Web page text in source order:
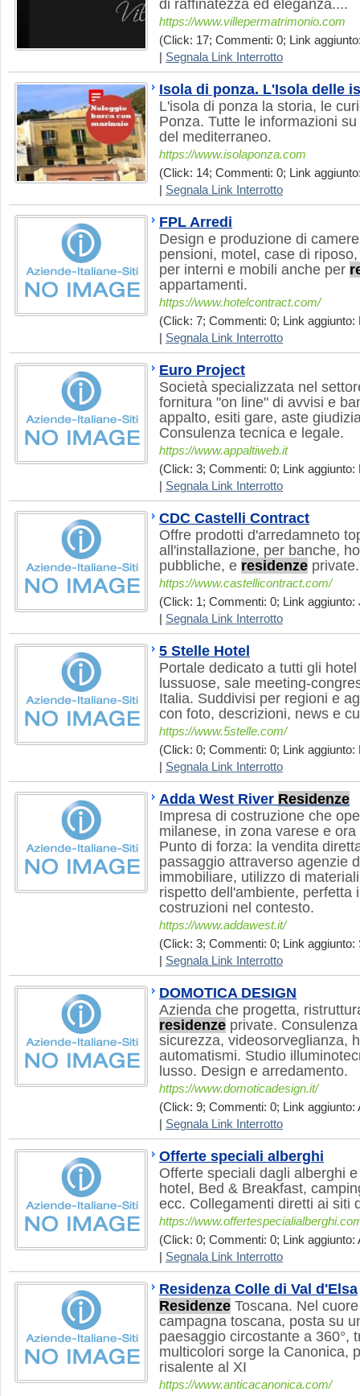
di raffinatezza ed eleganza....
https://www.villepermatrimonio.com
(Click: 17; Commenti: 0; Link
Segnala Link Interrotto
Isola di ponza. L'Isola delle
L'isola di ponza la storia, le
Ponza. Tutte le informazioni
del mediterraneo.
https://www.isolaponza.com
(Click: 14; Commenti: 0; Link
Segnala Link Interrotto
FPL Arredi
Design e produzione di
pensioni, motel, case di
per interni e mobili anche per
appartamenti.
https://www.hotelcontract.com/
(Click: 7; Commenti: 0; Link aggiunto:
Segnala Link Interrotto
Euro Project
Società specializzata nel
fornitura "on line" di avvisi e
appalto, esiti gare, aste
Consulenza tecnica e legale.
https://www.appaltiweb.it
(Click: 3; Commenti: 0; Link aggiunto:
Segnala Link Interrotto
CDC Castelli Contract
Offre prodotti d'arredamneto
all'installazione, per banche,
pubbliche, e residenze private.
https://www.castellicontract.com/
(Click: 1; Commenti: 0; Link aggiunto:
Segnala Link Interrotto
5 Stelle Hotel
Portale dedicato a tutti gli
lussuose, sale meeting-
Italia. Suddivisi per regioni e
con foto, descrizioni, news e
https://www.5stelle.com/
(Click: 0; Commenti: 0; Link aggiunto:
Segnala Link Interrotto
Adda West River Residenze
Impresa di costruzione che
milanese, in zona varese e
Punto di forza: la vendita
passaggio attraverso agenzie
immobiliare, utilizzo di
rispetto dell'ambiente, perfetta
costruzioni nel contesto.
https://www.addawest.it/
(Click: 3; Commenti: 0; Link aggiunto:
Segnala Link Interrotto
DOMOTICA DESIGN
Azienda che progetta,
residenze private.
sicurezza, videosorveglianza,
automatismi. Studio
lusso. Design e arredamento.
https://www.domoticadesign.it/
(Click: 9; Commenti: 0; Link aggiunto:
Segnala Link Interrotto
Offerte speciali alberghi
Offerte speciali dagli alberghi
hotel, Bed & Breakfast,
ecc. Collegamenti diretti ai siti
https://
(Click: 0; Commenti: 0; Link aggiunto:
Segnala Link Interrotto
Residenza Colle di Val d'Elsa
Residenze Toscana. Nel
campagna toscana, posta su
paesaggio circostante a 360°,
multicolori sorge la Canonica,
risalente al XI
https://www.anticacanonica.com/